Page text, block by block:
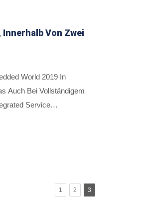
Und Wurden Erfolgreich
Von Zwei
World 2019 In
Auch Bei Vollständigem
Service
Zu
1 2 3